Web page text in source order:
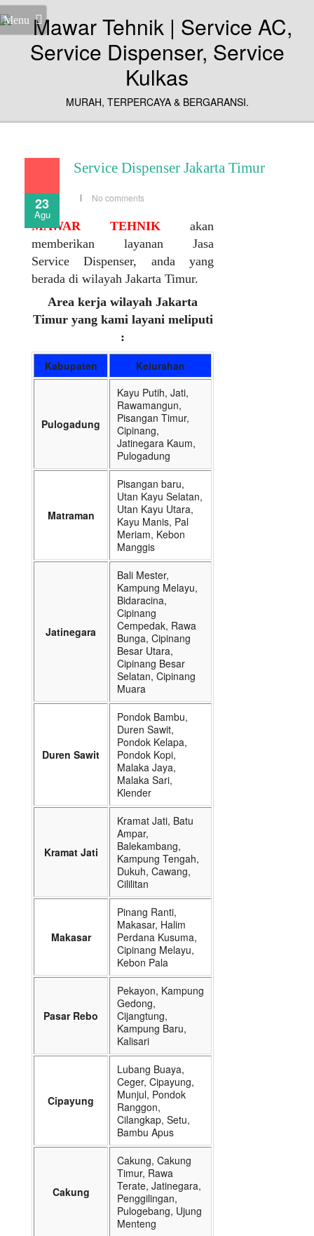
Menu
MURAH, TERPERCAYA & BERGARANSI.
23
Agu
Service Dispenser Jakarta Timur
No comments
MAWAR TEHNIK akan
memberikan layanan Jasa
Service Dispenser, anda yang
berada di wilayah Jakarta Timur.
Area kerja wilayah Jakarta
Timur yang kami layani meliputi
:
Kabupaten Kelurahan
Pulogadung
Kayu Putih, Jati,
Rawamangun,
Pisangan Timur,
Cipinang,
Jatinegara Kaum,
Pulogadung
Matraman
Pisangan baru,
Utan Kayu Selatan,
Utan Kayu Utara,
Kayu Manis, Pal
Meriam, Kebon
Manggis
Jatinegara
Bali Mester,
Kampung Melayu,
Bidaracina,
Cipinang
Cempedak, Rawa
Bunga, Cipinang
Besar Utara,
Cipinang Besar
Selatan, Cipinang
Muara
Duren Sawit
Pondok Bambu,
Duren Sawit,
Pondok Kelapa,
Pondok Kopi,
Malaka Jaya,
Malaka Sari,
Klender
Kramat Jati
Kramat Jati, Batu
Ampar,
Balekambang,
Kampung Tengah,
Dukuh, Cawang,
Cililitan
Makasar
Pinang Ranti,
Makasar, Halim
Perdana Kusuma,
Cipinang Melayu,
Kebon Pala
Pasar Rebo
Pekayon, Kampung
Gedong,
Cijangtung,
Kampung Baru,
Kalisari
Cipayung
Lubang Buaya,
Ceger, Cipayung,
Munjul, Pondok
Ranggon,
Cilangkap, Setu,
Bambu Apus
Cakung
Cakung, Cakung
Timur, Rawa
Terate, Jatinegara,
Penggilingan,
Pulogebang, Ujung
Menteng